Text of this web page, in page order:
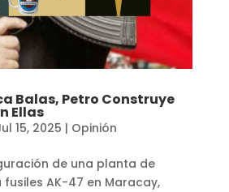
Balas, Petro Construye
Ellas
15, 2025 | Opinión
de una planta de
AK-47 en Maracay,